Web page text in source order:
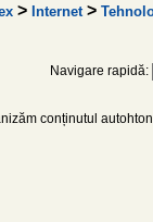
> Internet>
Navigare rapidă:
conținutul